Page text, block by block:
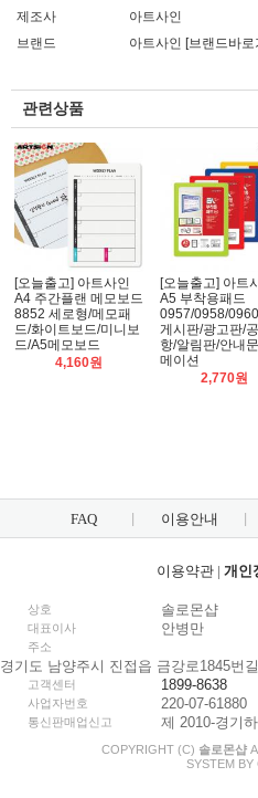
제조사
아트사인
브랜드
아트사인 [브랜드바로
관련상품
[오늘출고] 아트사인
A4 주간플랜 메모보드
8852 세로형/메모패
드/화이트보드/미니보
드/A5메모보드
4,160원
[오늘출고] 아트
A5 부착용패드
0957/0958/
게시판/광고판/
항/알림판/안내
메이션
2,770원
FAQ 이용안내
이용약관| 개인
상호 솔로몬샵
대표이사 안병만
주소
경기도 남양주시 진접읍 금강로1845번
고객센터 1899-8638
사업자번호 220-07-61880
통신판매업신고 제 2010-경기
COPYRIGHT (C) 솔로몬샵
SYSTEM BY